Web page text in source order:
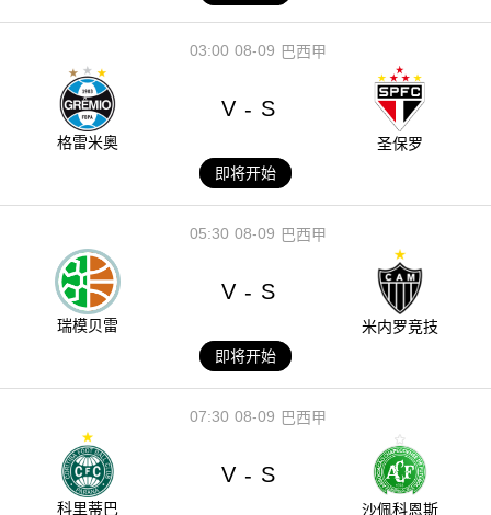
08-09
03:00 巴西甲
格雷米奥
V - S
圣保罗
即将开始
08-09
05:30 巴西甲
瑞模贝雷
V - S
米内罗竞技
即将开始
08-09
07:30 巴西甲
科里蒂巴
V - S
沙佩科恩斯